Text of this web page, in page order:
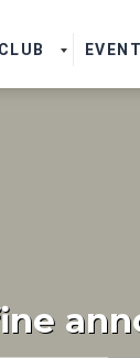
EVENTI